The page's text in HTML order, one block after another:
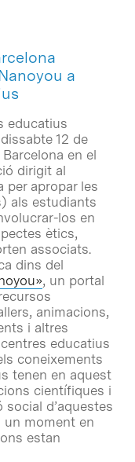
a
educatius
12 de
en el
dirigit al
per apropar les
als estudiants
los en
ètics,
associats.
dins del
, un portal
animacions,
i altres
educatius
coneixements
tenen en aquest
científiques i
social d’aquestes
un moment en
estan